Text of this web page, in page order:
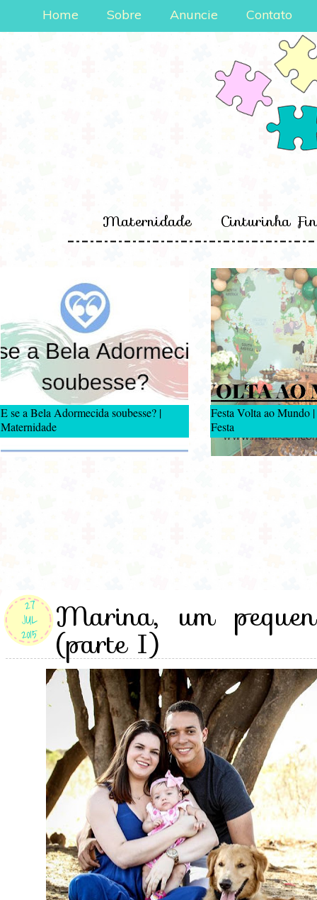
Maternidade Cinturinha
E se a Bela Adormecida soubesse? |
Maternidade
Festa Volta ao Mundo
Festa
27
JUL
2015
Marina, um
(parte I)
Home Sobre Anuncie Contato